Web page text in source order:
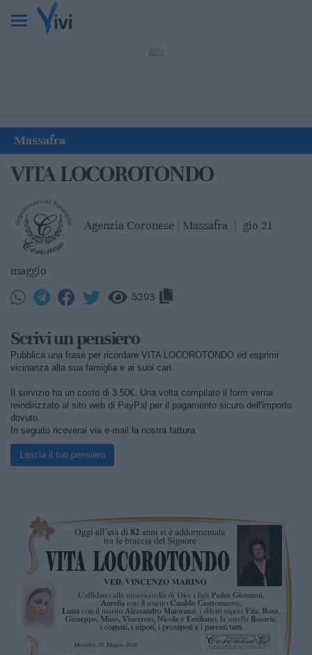
Massafra
VITA LOCOROTONDO
Agenzia Coronese | Massafra gio 21
maggio
5293
Scrivi un pensiero
Pubblica una frase per ricordare VITA LOCOROTONDO ed esprimi
vicinanza alla sua famiglia e ai suoi cari.
Il servizio ha un costo di 3.50€. Una volta compilato il form verrai
reindirizzato al sito web di PayPal per il pagamento sicuro dell'importo
dovuto.
In seguito riceverai via e-mail la nostra fattura.
Lascia il tuo pensiero